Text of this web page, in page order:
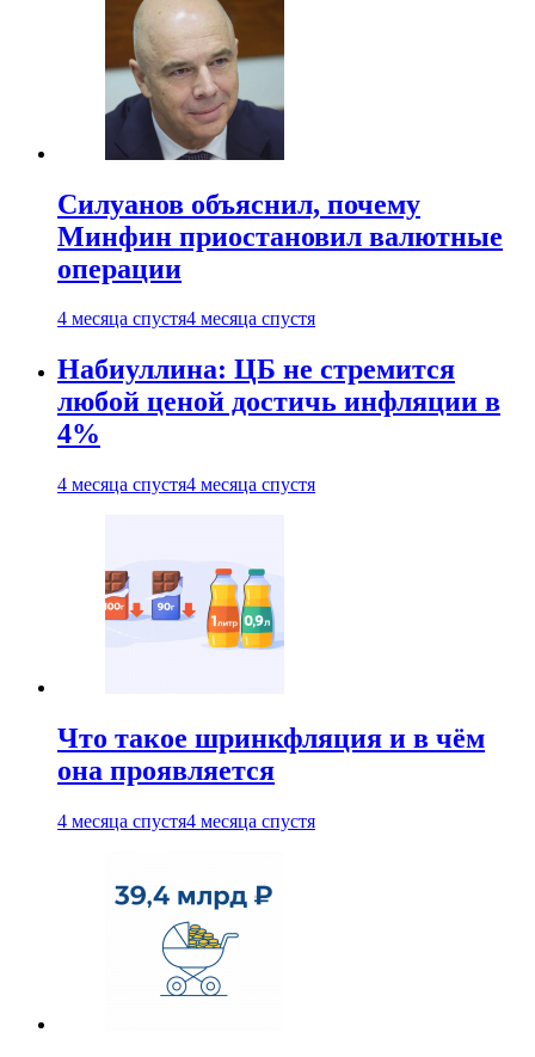
Силуанов объяснил, почему
Минфин приостановил валютные
операции
4 месяца спустя4 месяца спустя
Набиуллина: ЦБ не стремится
любой ценой достичь инфляции в
4%
4 месяца спустя4 месяца спустя
Что такое шринкфляция и в чём
она проявляется
4 месяца спустя4 месяца спустя